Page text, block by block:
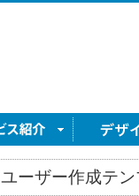
ユーザー作成テ